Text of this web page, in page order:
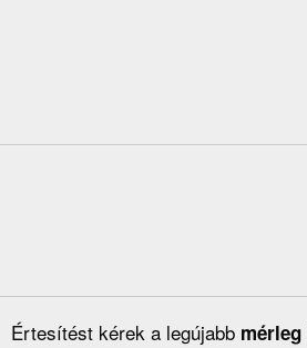
Értesítést kérek a legújabb mérleg